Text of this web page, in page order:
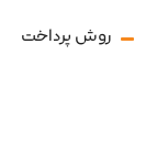
روش پرداخت